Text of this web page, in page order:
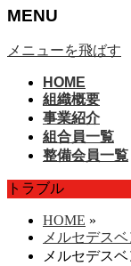
MENU
メニューを飛ばす
HOME
組織概要
事業紹介
組合員一覧
整備会員一覧
トラブル
HOME »
メルセデスベ
メルセデス